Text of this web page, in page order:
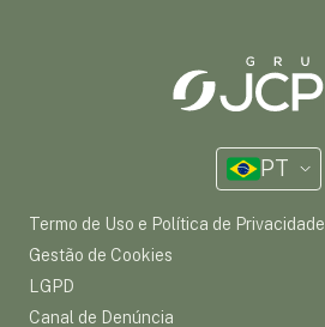
PT
Termo de Uso e Política de Privacidade
Gestão de Cookies
LGPD
Canal de Denúncia